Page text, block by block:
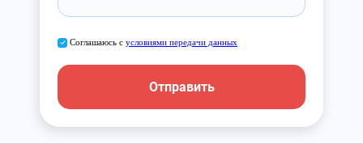
Соглашаюсь с условиями передачи данных
Отправить